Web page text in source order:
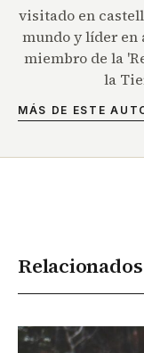
visitado en
mundo y líder en
miembro de la
la
MÁS DE ESTE
Relacionados